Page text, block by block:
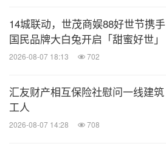
14城联动，世茂商娱88好世节携手
国民品牌大白兔开启「甜蜜好世」
2026-08-07 18:13 702
汇友财产相互保险社慰问一线建筑
工人
2026-08-07 14:28 708